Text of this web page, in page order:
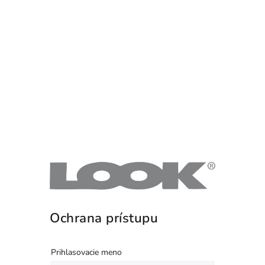
Ochrana prístupu
Prihlasovacie meno